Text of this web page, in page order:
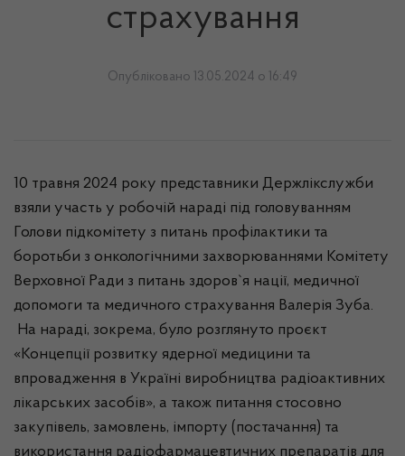
страхування
Опубліковано 13.05.2024 о 16:49
10 травня 2024 року представники Держлікслужби
взяли участь у робочій нараді під головуванням
Голови підкомітету з питань профілактики та
боротьби з онкологічними захворюваннями Комітету
Верховної Ради з питань здоров`я нації, медичної
допомоги та медичного страхування Валерія Зуба.
На нараді, зокрема, було розглянуто проєкт
«Концепції розвитку ядерної медицини та
впровадження в Україні виробництва радіоактивних
лікарських засобів», а також питання стосовно
закупівель, замовлень, імпорту (постачання) та
використання радіофармацевтичних препаратів для